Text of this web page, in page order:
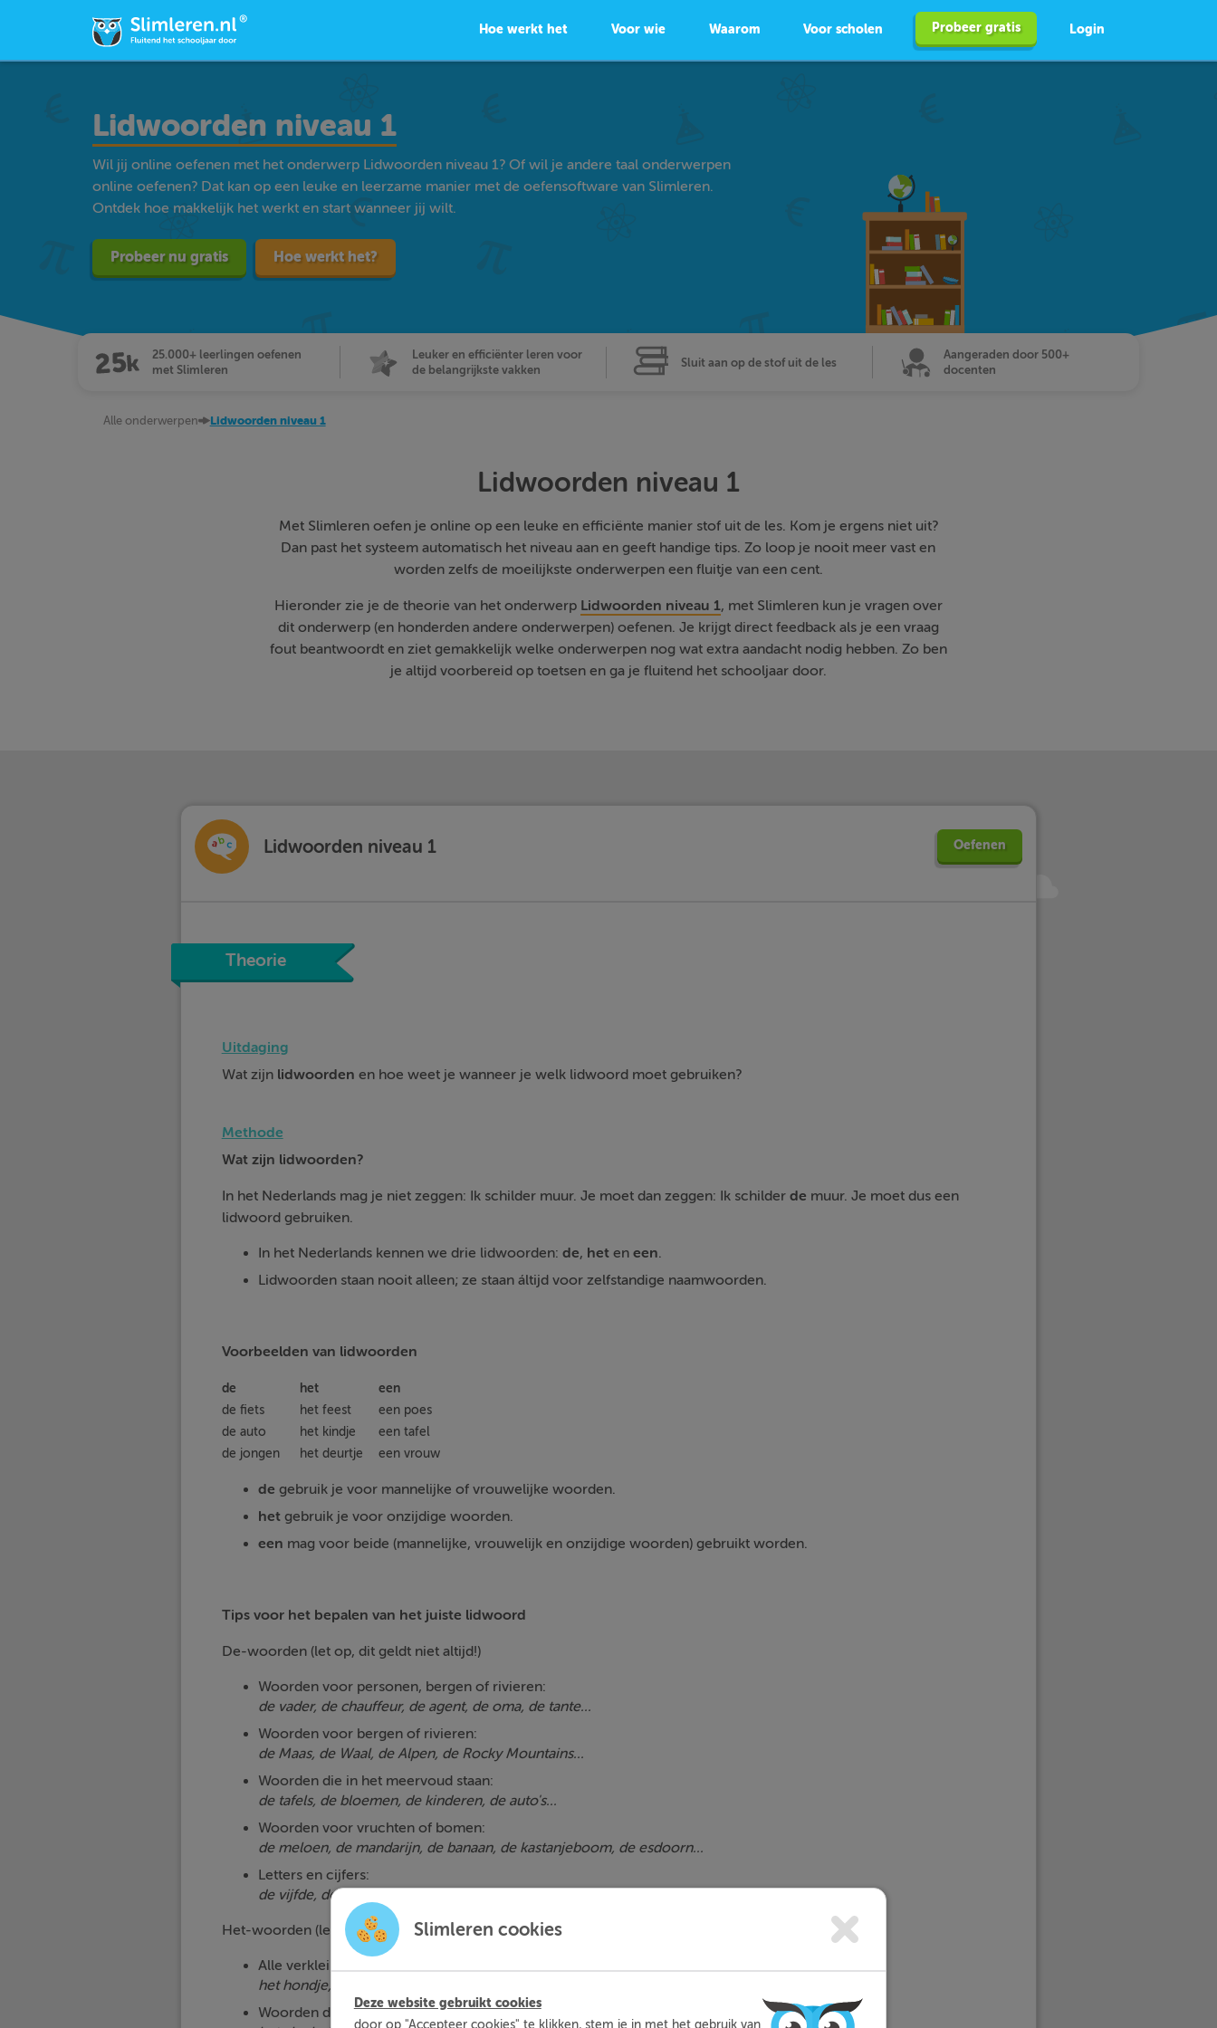
Hoe werkt het Voor wie Waarom Voor scholen Probeer gratis Login
Lidwoorden niveau 1
Wil jij online oefenen met het onderwerp Lidwoorden niveau 1? Of wil je andere taal onderwerpen
online oefenen? Dat kan op een leuke en leerzame manier met de oefensoftware van Slimleren.
Ontdek hoe makkelijk het werkt en start wanneer jij wilt.
Probeer nu gratis Hoe werkt het?
25.000+ leerlingen oefenen
met Slimleren
Leuker en efficiënter leren voor
de belangrijkste vakken
Sluit aan op de stof uit de les
Aangeraden door 500+
docenten
Alle onderwerpen Lidwoorden niveau 1
Lidwoorden niveau 1
Met Slimleren oefen je online op een leuke en efficiënte manier stof uit de les. Kom je ergens niet uit?
Dan past het systeem automatisch het niveau aan en geeft handige tips. Zo loop je nooit meer vast en
worden zelfs de moeilijkste onderwerpen een fluitje van een cent.
Hieronder zie je de theorie van het onderwerp Lidwoorden niveau 1, met Slimleren kun je vragen over
dit onderwerp (en honderden andere onderwerpen) oefenen. Je krijgt direct feedback als je een vraag
fout beantwoordt en ziet gemakkelijk welke onderwerpen nog wat extra aandacht nodig hebben. Zo ben
je altijd voorbereid op toetsen en ga je fluitend het schooljaar door.
Lidwoorden niveau 1 Oefenen
Theorie
Uitdaging
Wat zijn lidwoorden en hoe weet je wanneer je welk lidwoord moet gebruiken?
Methode
Wat zijn lidwoorden?
In het Nederlands mag je niet zeggen: Ik schilder muur. Je moet dan zeggen: Ik schilder de muur. Je moet dus een
lidwoord gebruiken.
In het Nederlands kennen we drie lidwoorden: de, heten een.
Lidwoorden staan nooit alleen; ze staan áltijd voor zelfstandige naamwoorden.
Voorbeelden van lidwoorden
de het een
de fiets het feest
een poes
de auto
het kindje
een tafel
de jongen
het deurtje een vrouw
de gebruik je voor mannelijke of vrouwelijke woorden.
hetgebruik je voor onzijdige woorden.
een mag voor beide (mannelijke, vrouwelijk en onzijdige woorden) gebruikt worden.
Tips voor het bepalen van het juiste lidwoord
De-woorden (let op, dit geldt niet altijd!)
Woorden voor personen, bergen of rivieren:
de vader, de chauffeur, de agent, de oma, de tante...
Woorden voor bergen of rivieren:
de Maas, de Waal, de Alpen, de Rocky Mountains...
Woorden die in het meervoud staan:
de tafels, de bloemen, de kinderen, de auto's...
Woorden voor vruchten of bomen:
de meloen, de mandarijn, de banaan, de kastanjeboom, de esdoorn...
Letters en cijfers:
de vijfde, de tien, de a, de b, de c...
Het-woorden (let op, dit geldt niet altijd!)
Alle verkleinwoorden
het hondje, het feestje, het stoeltje, het banaantje...
Woorden die eindigen op -isme, -ment, -sel en -um:
Slimleren cookies
Deze website gebruikt cookies
door op "Accepteer cookies" te klikken, stem je in met het gebruik van